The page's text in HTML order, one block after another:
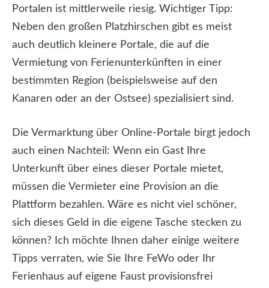
Portalen ist mittlerweile riesig. Wichtiger Tipp:
Neben den großen Platzhirschen gibt es meist
auch deutlich kleinere Portale, die auf die
Vermietung von Ferienunterkünften in einer
bestimmten Region (beispielsweise auf den
Kanaren oder an der Ostsee) spezialisiert sind.
Die Vermarktung über Online-Portale birgt jedoch
auch einen Nachteil: Wenn ein Gast Ihre
Unterkunft über eines dieser Portale mietet,
müssen die Vermieter eine Provision an die
Plattform bezahlen. Wäre es nicht viel schöner,
sich dieses Geld in die eigene Tasche stecken zu
können? Ich möchte Ihnen daher einige weitere
Tipps verraten, wie Sie Ihre FeWo oder Ihr
Ferienhaus auf eigene Faust provisionsfrei